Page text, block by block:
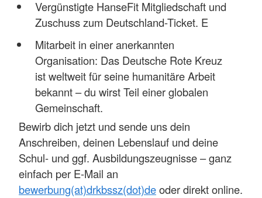
Vergünstigte HanseFit Mitgliedschaft und
Zuschuss zum Deutschland-Ticket. E
Mitarbeit in einer anerkannten
Organisation: Das Deutsche Rote Kreuz
ist weltweit für seine humanitäre Arbeit
bekannt – du wirst Teil einer globalen
Gemeinschaft.
Bewirb dich jetzt und sende uns dein
Anschreiben, deinen Lebenslauf und deine
Schul- und ggf. Ausbildungszeugnisse – ganz
einfach per E-Mail an
bewerbung(at)drkbssz(dot)deoder direkt online.